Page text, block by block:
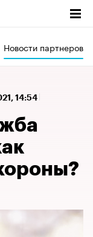
Новости партнеров
14:54